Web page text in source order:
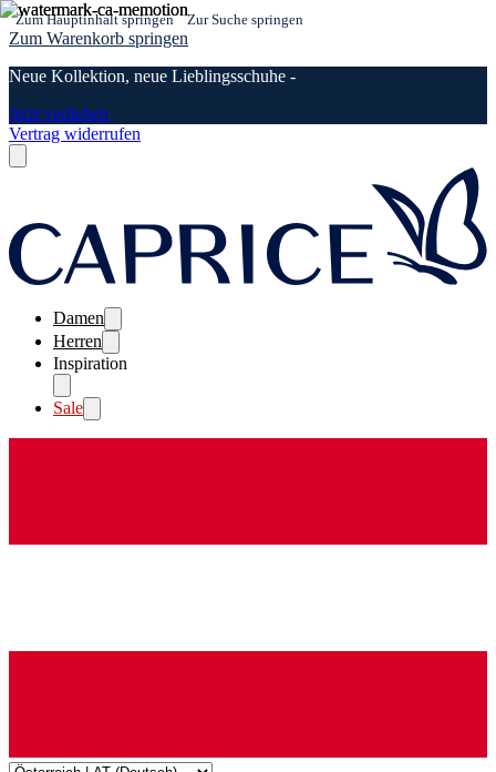
Zum Hauptinhalt springen Zur Suche springen
Zum Warenkorb springen
Neue Kollektion, neue Lieblingsschuhe -
Jetzt verlieben
Vertrag widerrufen
Damen
Herren
Inspiration
Sale